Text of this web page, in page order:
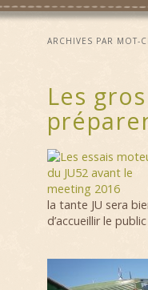
ARCHIVES PAR MOT-
Les
la tante JU sera
d’accueillir le